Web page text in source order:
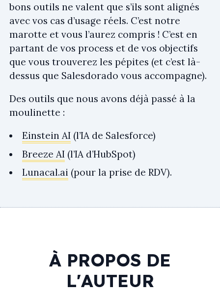
bons outils ne valent que s’ils sont alignés
avec vos cas d’usage réels. C’est notre
marotte et vous l’aurez compris ! C’est en
partant de vos process et de vos objectifs
que vous trouverez les pépites (et c’est là-
dessus que Salesdorado vous accompagne).
Des outils que nous avons déjà passé à la
moulinette :
Einstein AI (l’IA de Salesforce)
Breeze AI (l’IA d’HubSpot)
Lunacal.ai (pour la prise de RDV).
À PROPOS DE
L'AUTEUR